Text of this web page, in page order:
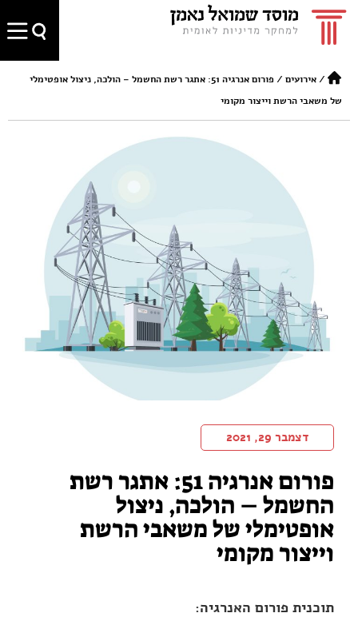
/אירועים /
פורום אנרגיה 51: אתגר רשת החשמל – הולכה, ניצול אופטימלי
של משאבי הרשת וייצור מקומי
דצמבר 29, 2021
פורום אנרגיה 51: אתגר רשת
החשמל – הולכה, ניצול
אופטימלי של משאבי הרשת
וייצור מקומי
תוכנית פורום האנרגיה: